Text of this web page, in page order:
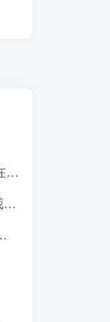
I’ve been working on the railroad 我一直在铁路上工作
I Have His Ear in My Pocket 他的耳朵在我衣兜里
皮与铅笔的友情故事